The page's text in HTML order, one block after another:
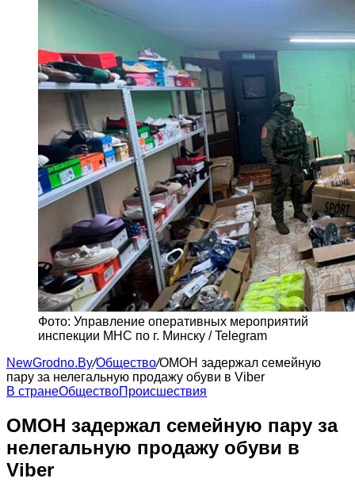
Фото: Управление оперативных мероприятий
инспекции МНС по г. Минску / Telegram
NewGrodno.By/Общество/ОМОН задержал семейную
пару за нелегальную продажу обуви в Viber
В странеОбществоПроисшествия
ОМОН задержал семейную пару за
нелегальную продажу обуви в
Viber